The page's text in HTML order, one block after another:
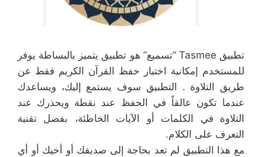
تطبيق Tasmee “تسميع” هو تطبيق يتميز بالبساطة يوفر
للمستخدم إمكانية اختبار حفظ القرآن الكريم فقط عن
طريق التلاوة . التطبيق سوف يستمع إليك، ويساعدك
عندما تكون عالقاً في الحفظ عند نقطة ويحذرك عند
التلاوة في الكلمات أو الآيات الخاطئة، بفضل تقنية
التعرف على الكلام.
مع هذا التطبيق لم تعد بحاجة إلى صديقك أو أخيك أو أي